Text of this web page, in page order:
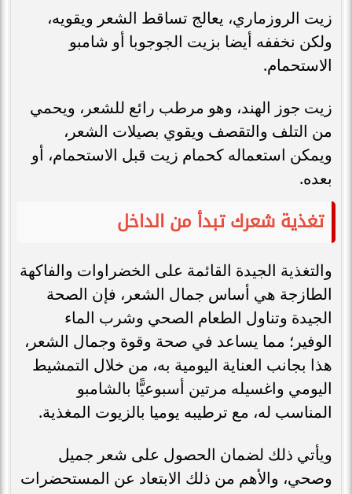
زيت الروزماري، يعالج تساقط الشعر ويقويه،
ولكن نخففه أيضا بزيت الجوجوبا أو شامبو
الاستحمام.
زيت جوز الهند، وهو مرطب رائع للشعر، ويحمي
من التلف والتقصف ويقوي بصيلات الشعر،
ويمكن استعماله كحمام زيت قبل الاستحمام، أو
بعده.
تغذية شعرك تبدأ من الداخل
والتغذية الجيدة القائمة على الخضراوات والفاكهة
الطازجة هي أساس جمال الشعر، فإن الصحة
الجيدة وتناول الطعام الصحي وشرب الماء
الوفير؛ مما يساعد في صحة وقوة وجمال الشعر،
هذا بجانب العناية اليومية به، من خلال التمشيط
اليومي واغسيله مرتين أسبوعيًّا بالشامبو
المناسب له، مع ترطيبه يوميا بالزيوت المغذية.
ويأتي ذلك لضمان الحصول على شعر جميل
وصحي، والأهم من ذلك الابتعاد عن المستحضرات